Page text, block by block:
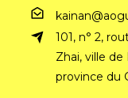
101, n° 2,
Zhai, ville
province du